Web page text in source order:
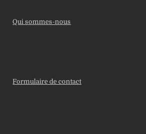
Qui sommes-nous
Formulaire de contact